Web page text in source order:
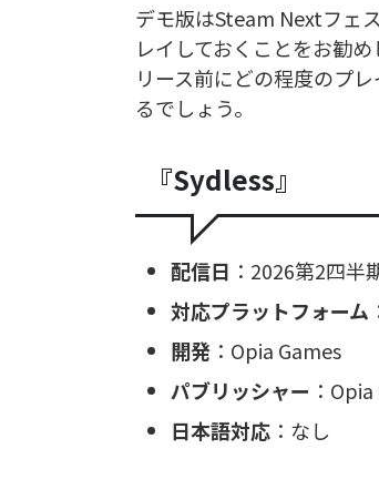
デモ版はSteam Nextフェ
レイしておくことをお勧
リース前にどの程度のプ
るでしょう。
『Sydless』
配信日 ：2026第2四半
対応プラットフォーム
開発 ：Opia Games
パブリッシャー ：
日本語対応 ：なし